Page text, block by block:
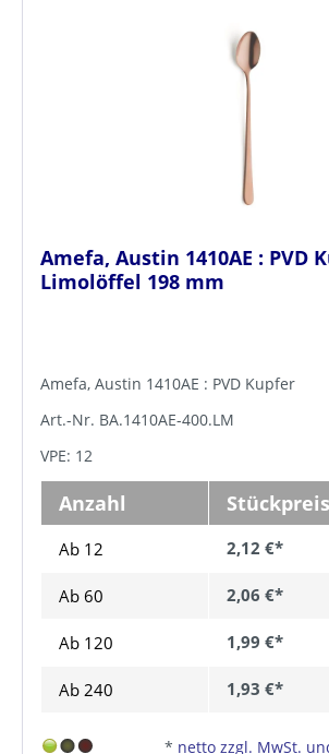
Amefa, Austin 1410AE : PVD
Limolöffel 198 mm
Amefa, Austin 1410AE : PVD Kupfer
Art.-Nr. BA.1410AE-400.LM
VPE: 12
Anzahl Stückpreis
Ab 12 2,12 €*
Ab 60 2,06 €*
Ab 120 1,99 €*
Ab 240 1,93 €*
* netto zzgl. MwSt.